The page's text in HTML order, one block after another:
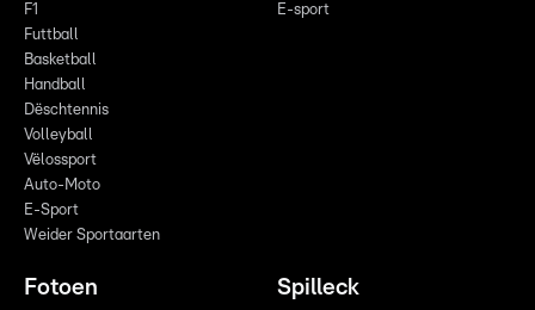
F1
Futtball
Basketball
Handball
Dëschtennis
Volleyball
Vëlossport
Auto-Moto
E-Sport
Weider Sportaarten
E-sport
Fotoen Spilleck